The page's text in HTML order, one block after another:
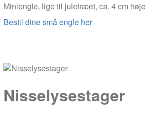
Miniengle, lige til juletræet, ca. 4 cm høje
Bestil dine små engle her
Nisselysestager